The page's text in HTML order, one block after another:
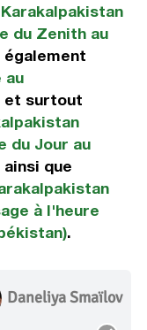
du Zenith au
également
au
et surtout
du Jour au
ainsi que
à l'heure
.
Daneliya Smaïlov